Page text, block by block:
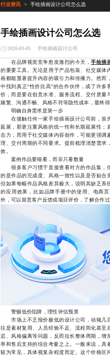
行业资讯 > 手绘插画设计公司怎么选
手绘插画设计公司怎么选
2026-03-05 手绘插画设计公司
在品牌视觉竞争愈发激烈的今天，手绘插
的重要工具。无论是用于产品包装、社交媒
画都能显著提升内容的吸引力和传播力。然
中找到真正“性价比高”的合作伙伴，成了许
价，而是要在创意水准、服务流程、交付质
频繁、沟通不畅、风格不符等隐性成本，最终
明确自身需求是第一步
在接触任何一家手绘插画设计公司前，首
延展，那更注重风格的统一性和长期延展性
击力；而用于社交媒体内容创作，可能更强
理、交付周期的不同要求。提前梳理清楚需
效。
案例作品要细看，而非只看数量
很多客户习惯于直接查看对方的作品集，
的是作品的完成度、风格一致性以及是否贴
但如果每幅作品风格差异极大，说明其缺乏
的应用效果，比如品牌手册中的使用、电商
外，可以留意客户反馈或项目评价，了解合作
警惕低价陷阱，理性评估预算
市场上不乏报价极低的设计公司，动辄几
往是素材复用、人员经验不足、流程简化甚
迟、风格偏离等问题，反而拉长整体周期，
率和售后支持的综合考量之上。一般来说，具
较为常见，具体视复杂程度而定。这个价格